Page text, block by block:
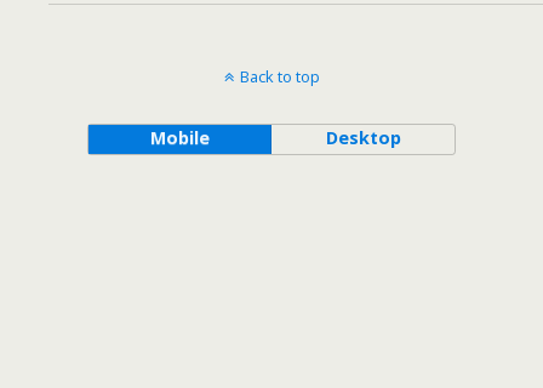
Back to top
Mobile Desktop